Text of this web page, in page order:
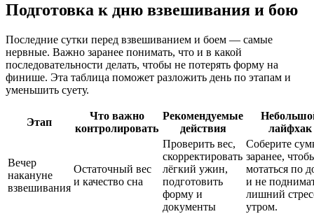
Подготовка к дню взвешивания и бою
Последние сутки перед взвешиванием и боем — самые
нервные. Важно заранее понимать, что и в какой
последовательности делать, чтобы не потерять форму на
финише. Эта таблица поможет разложить день по этапам и
уменьшить суету.
Этап
Что важно
контролировать
Рекомендуемые
действия
лайфхак
Вечер
накануне
взвешивания
Остаточный вес
и качество сна
Проверить вес,
скорректировать
лёгкий ужин,
подготовить
форму и
документы
Соберите
заранее,
мотаться по
и не
лишний
утром.